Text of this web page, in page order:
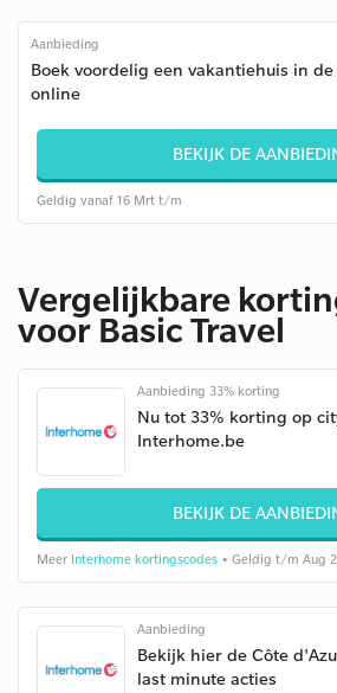
Aanbieding
Boek voordelig een vakantiehuis in
online
BEKIJK DE
Geldig vanaf 16 Mrt t/m
Vergelijkbare
voor Basic Travel
Aanbieding 33% korting
Nu tot 33% korting op
Interhome.be
BEKIJK DE
Meer Interhome kortingscodes • Geldig t/m Aug
Aanbieding
Bekijk hier de Côte
last minute acties